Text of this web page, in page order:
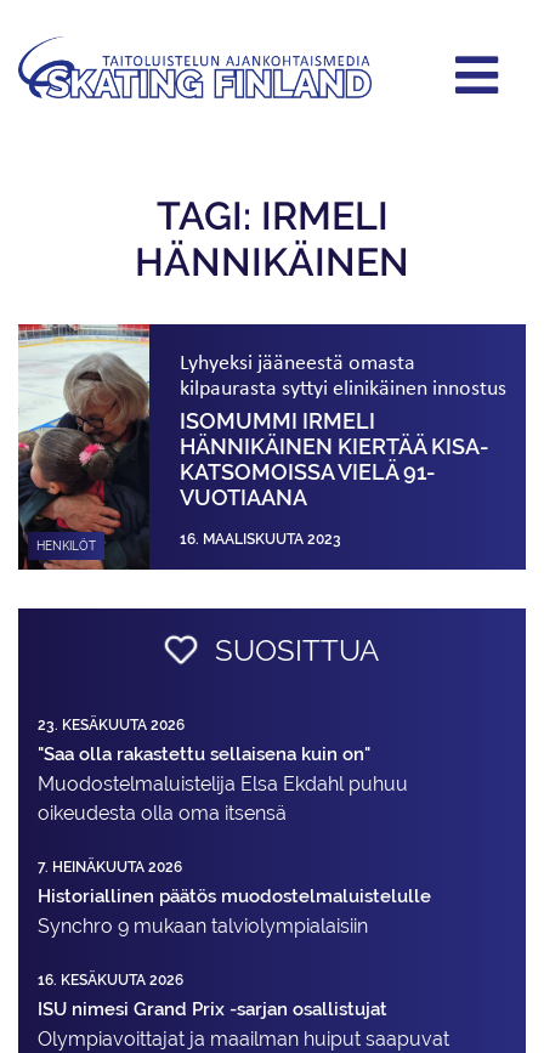
TAGI: IRMELI
HÄNNIKÄINEN
HENKILÖT
Lyhyeksi jääneestä omasta
kilpaurasta syttyi elinikäinen innostus
ISOMUMMI IRMELI
HÄNNIKÄINEN KIERTÄÄ KISA­
KATSOMOISSA VIELÄ 91-
VUOTIAANA
16. MAALISKUUTA 2023
SUOSITTUA
23. KESÄKUUTA 2026
"Saa olla rakastettu sellaisena kuin on"
Muodostelma­luistelija Elsa Ekdahl puhuu
oikeudesta olla oma itsensä
7. HEINÄKUUTA 2026
Historiallinen päätös muodostelmaluistelulle
Synchro 9 mukaan talviolympialaisiin
16. KESÄKUUTA 2026
ISU nimesi Grand Prix -sarjan osallistujat
Olympiavoittajat ja maailman huiput saapuvat